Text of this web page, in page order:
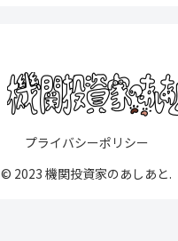
プライバシーポリシー
© 2023 機関投資家のあしあと.